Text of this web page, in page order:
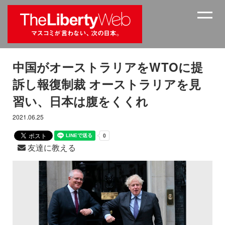
中国がオーストラリアをWTOに提
訴し報復制裁 オーストラリアを見
習い、日本は腹をくくれ
2021.06.25
友達に教える